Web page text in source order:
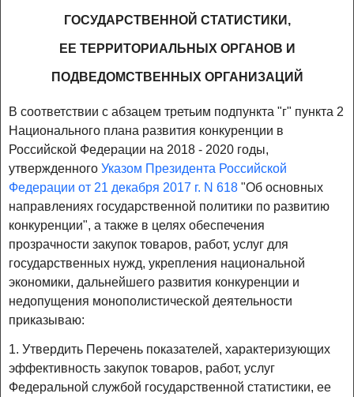
ГОСУДАРСТВЕННОЙ СТАТИСТИКИ,
ЕЕ ТЕРРИТОРИАЛЬНЫХ ОРГАНОВ И
ПОДВЕДОМСТВЕННЫХ ОРГАНИЗАЦИЙ
В соответствии с абзацем третьим подпункта "г" пункта 2
Национального плана развития конкуренции в
Российской Федерации на 2018 - 2020 годы,
утвержденного Указом Президента Российской
Федерации от 21 декабря 2017 г. N 618 "Об основных
направлениях государственной политики по развитию
конкуренции", а также в целях обеспечения
прозрачности закупок товаров, работ, услуг для
государственных нужд, укрепления национальной
экономики, дальнейшего развития конкуренции и
недопущения монополистической деятельности
приказываю:
1. Утвердить Перечень показателей, характеризующих
эффективность закупок товаров, работ, услуг
Федеральной службой государственной статистики, ее